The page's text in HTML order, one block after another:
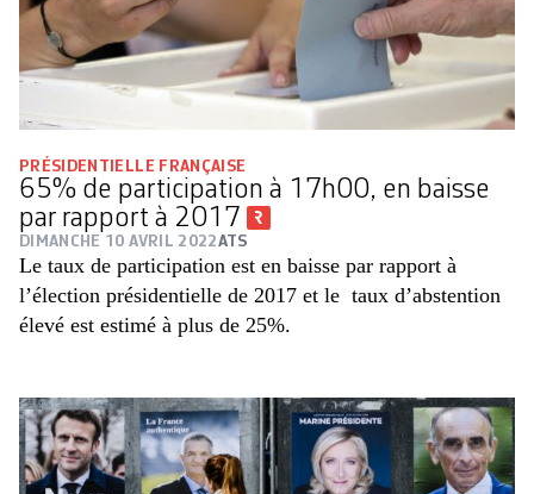
PRÉSIDENTIELLE FRANÇAISE
65% de participation à 17h00, en baisse
par rapport à 2017
DIMANCHE 10 AVRIL 2022ATS
Le taux de participation est en baisse par rapport à
l’élection présidentielle de 2017 et le taux d’abstention
élevé est estimé à plus de 25%.